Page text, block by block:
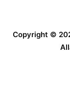
Copyright ©